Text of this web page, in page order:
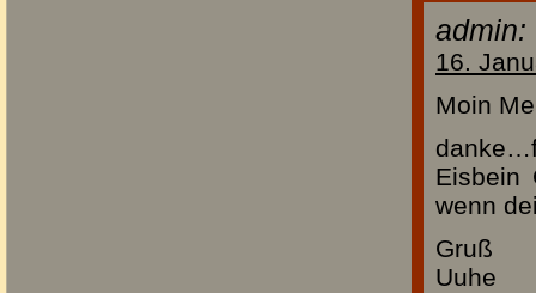
admin:
16.
Moin
Eisbein
wenn
Gruß
Uuhe